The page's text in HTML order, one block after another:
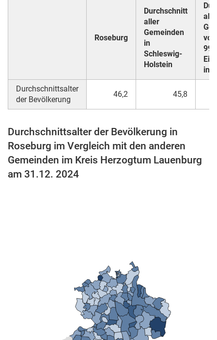
Roseburg
Durchschnitt
aller
Gemeinden
in
Schleswig-
Holstein
999
Durchschnittsalter
der Bevölkerung
46,2 45,8
Durchschnittsalter der Bevölkerung in
Roseburg im Vergleich mit den anderen
Gemeinden im Kreis Herzogtum Lauenburg
am 31.12. 2024